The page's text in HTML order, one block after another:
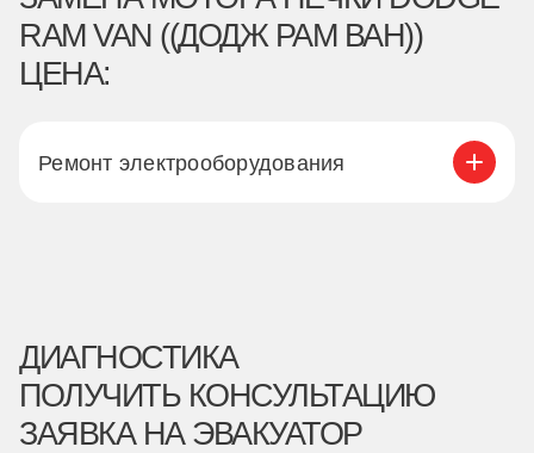
RAM VAN ((ДОДЖ РАМ ВАН))
ЦЕНА:
Ремонт электрооборудования
ДИАГНОСТИКА
ПОЛУЧИТЬ КОНСУЛЬТАЦИЮ
ЗАЯВКА НА ЭВАКУАТОР